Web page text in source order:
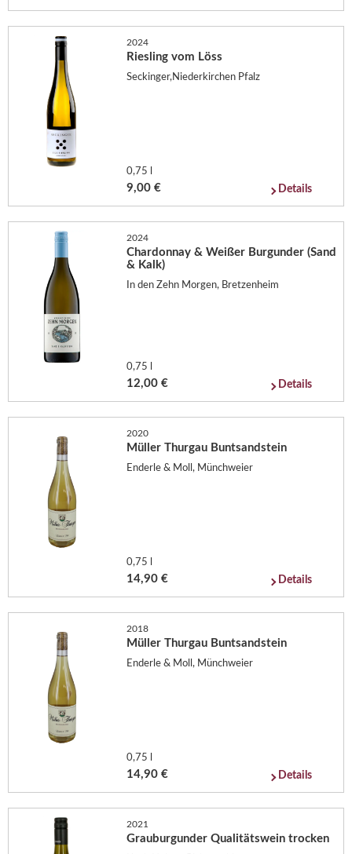
2024
Riesling vom Löss
Seckinger,Niederkirchen Pfalz
0,75 l
9,00 € Details
2024
Chardonnay & Weißer Burgunder (Sand
& Kalk)
In den Zehn Morgen, Bretzenheim
0,75 l
12,00 € Details
2020
Müller Thurgau Buntsandstein
Enderle & Moll, Münchweier
0,75 l
14,90 € Details
2018
Müller Thurgau Buntsandstein
Enderle & Moll, Münchweier
0,75 l
14,90 € Details
2021
Grauburgunder Qualitätswein trocken